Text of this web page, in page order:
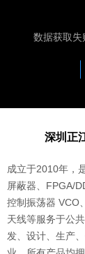
深圳正
成立于2010年，
屏蔽器、FPGA/
控制振荡器 VCO
天线等服务于公
发、设计、生产